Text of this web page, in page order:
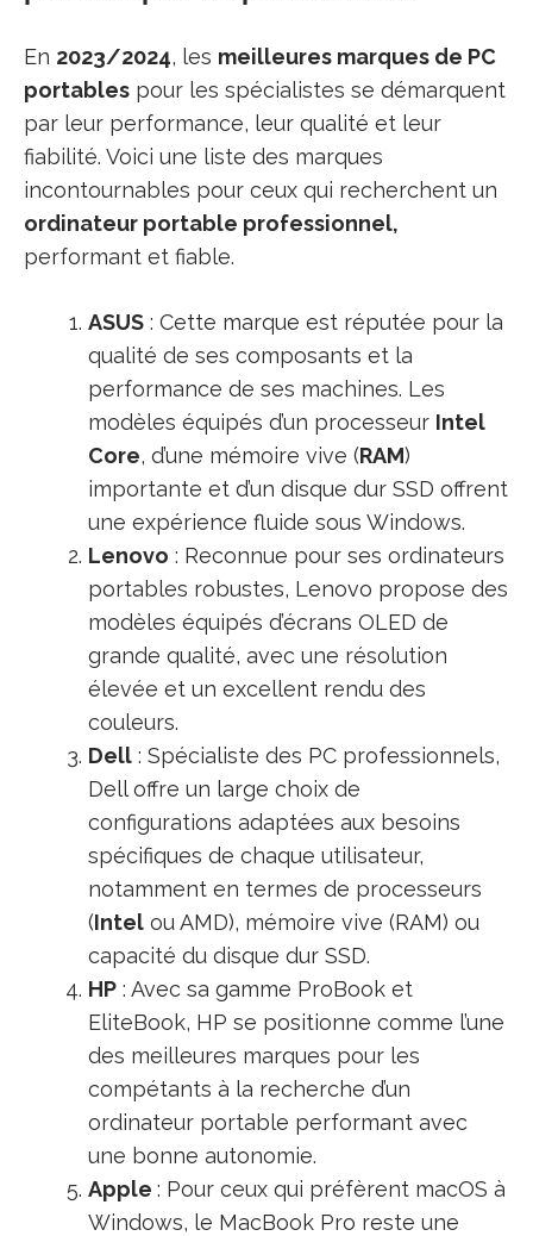
En 2023/2024, les meilleures marques de PC
portables pour les spécialistes se démarquent
par leur performance, leur qualité et leur
fiabilité. Voici une liste des marques
incontournables pour ceux qui recherchent un
ordinateur portable professionnel,
performant et fiable.
ASUS : Cette marque est réputée pour la
qualité de ses composants et la
performance de ses machines. Les
modèles équipés d’un processeur Intel
Core, d’une mémoire vive (RAM)
importante et d’un disque dur SSD offrent
une expérience fluide sous Windows.
Lenovo : Reconnue pour ses ordinateurs
portables robustes, Lenovo propose des
modèles équipés d’écrans OLED de
grande qualité, avec une résolution
élevée et un excellent rendu des
couleurs.
Dell : Spécialiste des PC professionnels,
Dell offre un large choix de
configurations adaptées aux besoins
spécifiques de chaque utilisateur,
notamment en termes de processeurs
(Intel ou AMD), mémoire vive (RAM) ou
capacité du disque dur SSD.
HP : Avec sa gamme ProBook et
EliteBook, HP se positionne comme l’une
des meilleures marques pour les
compétants à la recherche d’un
ordinateur portable performant avec
une bonne autonomie.
Apple : Pour ceux qui préfèrent macOS à
Windows, le MacBook Pro reste une